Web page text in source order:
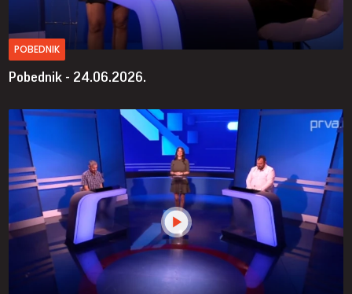
POBEDNIK
Pobednik - 24.06.2026.